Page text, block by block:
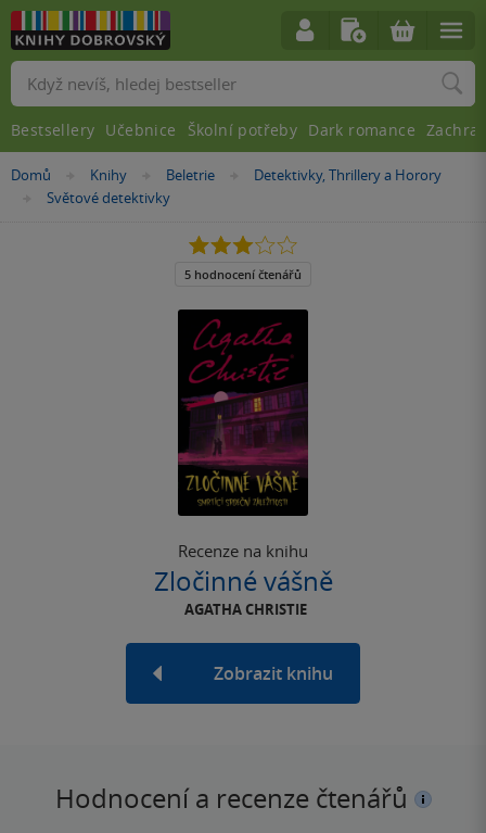
Nacházíte
Domů »Knihy »Beletrie »
Detektivky, Thrillery a Horory
»
Světové detektivky
Recenze na knihu
Zločinné vášně
AGATHA CHRISTIE
Zobrazit knihu
3.0
z
5
5 hodnocení čtenářů
Hodnocení a recenze čtenářů
Vyhledávání
Bestsellery Učebnice Školní potřeby Dark romance